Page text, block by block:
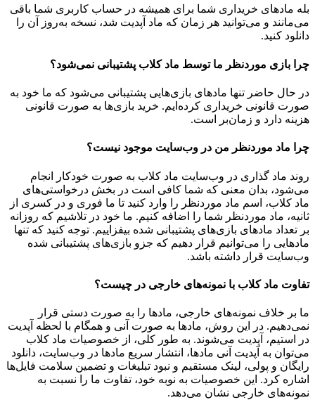
بله مادهای خریداری شما برای همیشه در حساب کاربری شما باقی
می‌مانند و می‌توانید هر زمان که ماد آپدیت شد، نسخه به‌روز آن را
دانلود کنید.
چرا بازی موردنظر ما توسط ماد کلاب پشتیبانی نمی‌شود؟
در حال حاضر تنها مادهای بازی‌هایی پشتیبانی می‌شود که ما خود به
صورت قانونی خریداری کرده‌ایم. خرید بازی‌ها به صورت قانونی
هزینه دارد و زمان‌بر است.
چرا ماد موردنظر من در وب‌سایت موجود نیست؟
روند ماد گذاری در وب‌سایت ماد کلاب به صورت خودکار انجام
می‌شود، بدان معنی که شما کافی است در بخش درخواستی‌های
ماد کلاب، اسم ماد موردنظر را وارد کنید تا ما فوری و در کسری از
ثانیه، ماد موردنظر شما را اضافه کنیم. ما خود در تلاشیم که روزانه
بر تعداد مادهای بازی‌های پشتیبانی شده بیفزاییم. توجه کنید که تنها
مادهایی را می‌توانیم قرار دهیم که جزو بازی‌های پشتیبانی شده
وب‌سایت قرار داشته باشد.
تفاوت ماد کلاب با نمونه‌های خارجی در چیست؟
ما بر خلاف نمونه‌های خارجی، مادها را به صورت دستی قرار
نمی‌دهیم. در این روش، مادها به صورت آنی و همگام با لحظه آپدیت
در استیم، آپدیت می‌شوند. به طور کلی، از خصوصیات ماد کلاب
می‌‌توان به آپدیت آنی مادها، انتشار سریع مادها در وب‌سایت، دانلود
رایگان و پولی، لینک مستقیم و نبود تبلیغات و تضمین سلامت فایل‌ها
اشاره کرد. این خصوصیات به نوبه خود، تفاوت ما را نسبت به
نمونه‌های خارجی نشان می‌دهد.